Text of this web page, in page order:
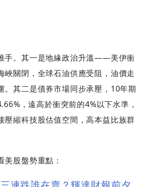
手。其一是地緣政治升溫——美伊衝
峽關閉，全球石油供應受阻，油價走
。其二是債券市場同步承壓，10年期
，遠高於衝突前的4%以下水準，
壓縮科技股估值空間，高本益比族群
股盤勢重點：